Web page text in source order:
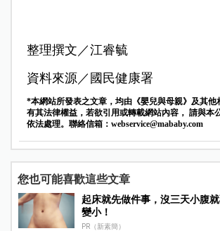
整理撰文／江睿毓
資料來源／國民健康署
*本網站所發表之文章，均由《嬰兒與母親》及其他
有其法律權益，若欲引用或轉載網站內容， 請與本
依法處理。聯絡信箱： webservice@mababy.com
您也可能喜歡這些文章
起床就先做件事，沒三天小腹
變小！
PR（新素簡）